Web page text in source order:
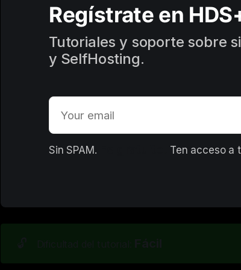
Regístrate en
Tutoriales y soporte sobre
y SelfHosting.
Sin SPAM. Ten acceso a